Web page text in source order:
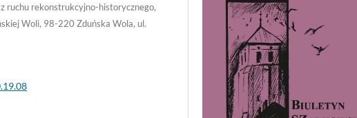
ruchu rekonstrukcyjno-historycznego,
Woli, 98-220 Zduńska Wola, ul.